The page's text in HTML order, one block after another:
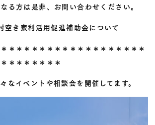
る方は是非、お問い合わせください。
空き家利活用促進補助金について
＊＊＊＊＊＊＊＊＊＊＊＊＊＊＊＊＊＊
＊＊＊＊＊＊＊
なイベントや相談会を開催してます。